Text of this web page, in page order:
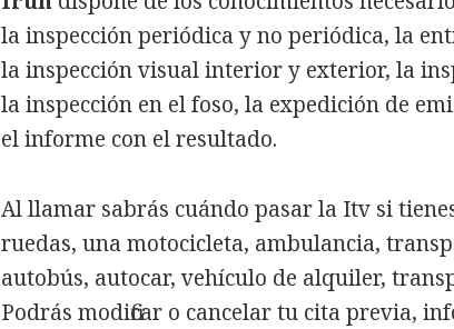
la inspección periódica y no periódica, la
la inspección visual interior y exterior, la
la inspección en el foso, la expedición de
el informe con el resultado.
Al llamar sabrás cuándo pasar la Itv si
ruedas, una motocicleta, ambulancia,
autobús, autocar, vehículo de alquiler,
Podrás modificar o cancelar tu cita previa,